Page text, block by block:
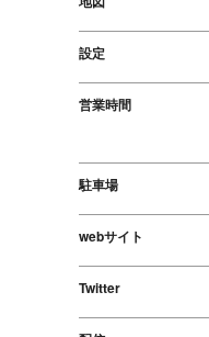
設定
営業時間
駐車場
webサイト
Twitter